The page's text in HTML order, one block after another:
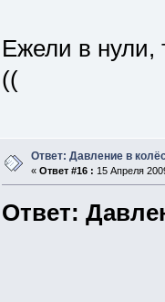
Ежели в нули,
((
Ответ: Давление в
« Ответ #16 : 15 Апреля
Ответ: